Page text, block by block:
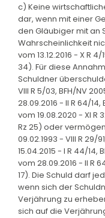
c) Keine
dar, wenn mit einer
den Gläubiger mit an
Wahrscheinlichkeit
vom 13.12.2016 - X R 4/
34). Für diese
Schuldner
VIII R 5/03, BFH/NV
28.09.2016 - II R 64/14,
vom 19.08.2020 - XI R
Rz 25) oder
09.02.1993 - VIII R 29/
15.04.2015 - I R 44/14,
vom 28.09.2016 - II R
17). Die Schuld darf
wenn sich der
Verjährung zu
sich auf die